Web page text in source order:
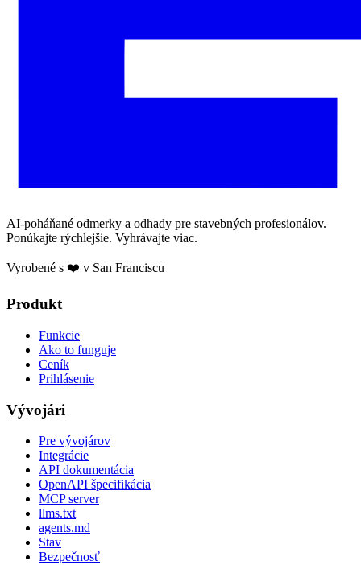
AI-poháňané odmerky a odhady pre stavebných profesionálov.
Ponúkajte rýchlejšie. Vyhrávajte viac.
Vyrobené s ❤️ v San Franciscu
Produkt
Funkcie
Ako to funguje
Ceník
Prihlásenie
Vývojári
Pre vývojárov
Integrácie
API dokumentácia
OpenAPI špecifikácia
MCP server
llms.txt
agents.md
Stav
Bezpečnosť